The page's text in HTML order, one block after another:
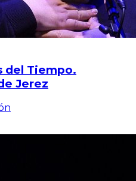
del Tiempo.
Jerez